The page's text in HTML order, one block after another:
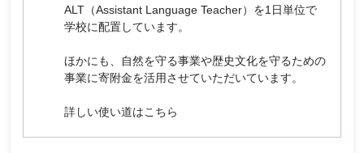
ALT（Assistant Language Teacher）を1日単位で
学校に配置しています。
ほかにも、自然を守る事業や歴史文化を守るための
事業に寄附金を活用させていただいています。
詳しい使い道はこちら